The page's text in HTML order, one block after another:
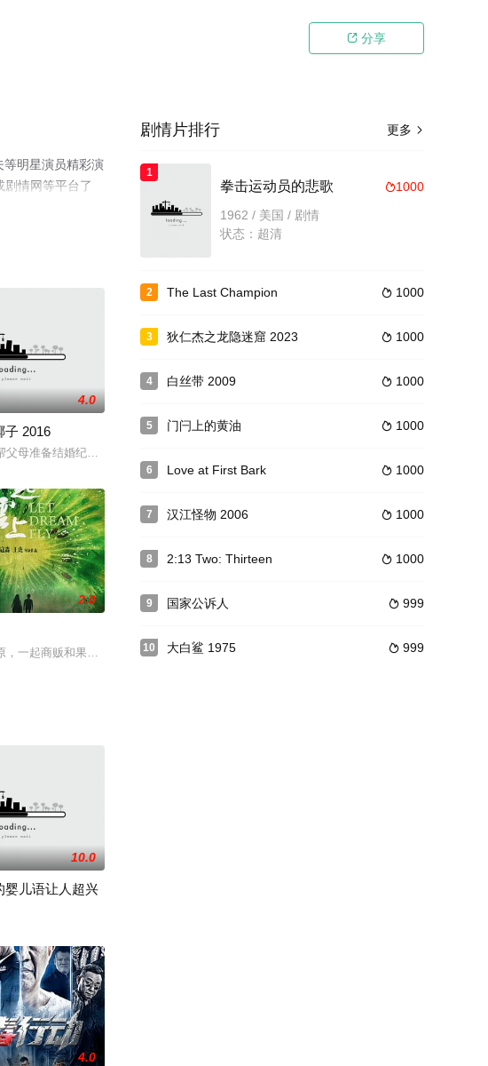
 分享
等明星演员精彩演
情网等平台了
内受罚的岁月中前后分别遇到三
影，一般都在8，90分钟左右，但都很好看。这部影片还探讨了精神
4.0
子 2016
父母准备结婚纪念日的礼物，女大学生上野夏美（佐津川爱美 饰）拜托好友仓桥有里（山本美
竹马的好友赵家强（曾伟权饰）郄
拉纳主演，讲述了一名女子涉嫌谋害亲夫的故事。
2.0
，一起商贩和果农的收购冲突事件，促使两个在外打拼的年轻人走在了一起，是素未蒙面的陌
感错弱，没有被认可的才华。他
从乡野来到大城市寻找自己的一处立足之地。在这样一个充满快节奏、
10.0
婴儿语让人超兴
4.0
更多 
剧情片排行
1
1000
拳击运动员的悲歌
1962 / 美国 / 剧情
状态：超清
2  1000
The Last Champion
3  1000
狄仁杰之龙隐迷窟 2023
4  1000
白丝带 2009
5  1000
门闩上的黄油
6  1000
Love at First Bark
7  1000
汉江怪物 2006
8  1000
2:13 Two: Thirteen
9  999
国家公诉人
10  999
大白鲨 1975